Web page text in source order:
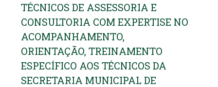
TÉCNICOS DE ASSESSORIA E
CONSULTORIA COM EXPERTISE NO
ACOMPANHAMENTO,
ORIENTAÇÃO, TREINAMENTO
ESPECÍFICO AOS TÉCNICOS DA
SECRETARIA MUNICIPAL DE